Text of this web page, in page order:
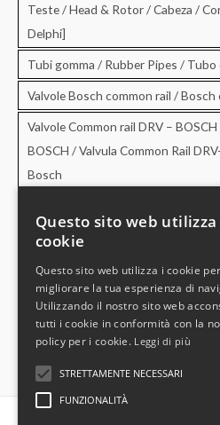
Teste / Head & Rotor / Cabeza /
Delphi]
Tubi gomma / Rubber Pipes /
Valvole Bosch common rail / Bosch
Valvole Common rail DRV –
BOSCH / Valvula Common Rail
Bosch
Valvole Common rail DRV –
Valvula Common Rail DRV-
Valvole Common rail DRV –
Valvula Common Rail DRV-DENSO
Valvole di sovrapressione e di
retourn Valves / Valvula de
de pressao e no retorno
Questo sito web utilizza
cookie
Questo sito web utilizza i cookie per
migliorare la tua esperienza di
Utilizzando il nostro sito web
tutti i cookie in conformità con la
policy per i cookie. Leggi di più
STRETTAMENTE NECESSARI
FUNZIONALITÀ